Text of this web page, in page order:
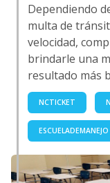
Dependiendo
multa de
velocidad,
brindarle una
resultado más
NCTICKET
ESCUELADEMANEJO